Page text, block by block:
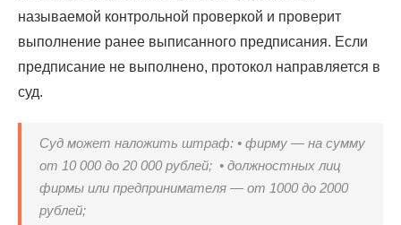
называемой контрольной проверкой и проверит
выполнение ранее выписанного предписания. Если
предписание не выполнено, протокол направляется в
суд.
Суд может наложить штраф: • фирму — на сумму
от 10 000 до 20 000 рублей; • должностных лиц
фирмы или предпринимателя — от 1000 до 2000
рублей;